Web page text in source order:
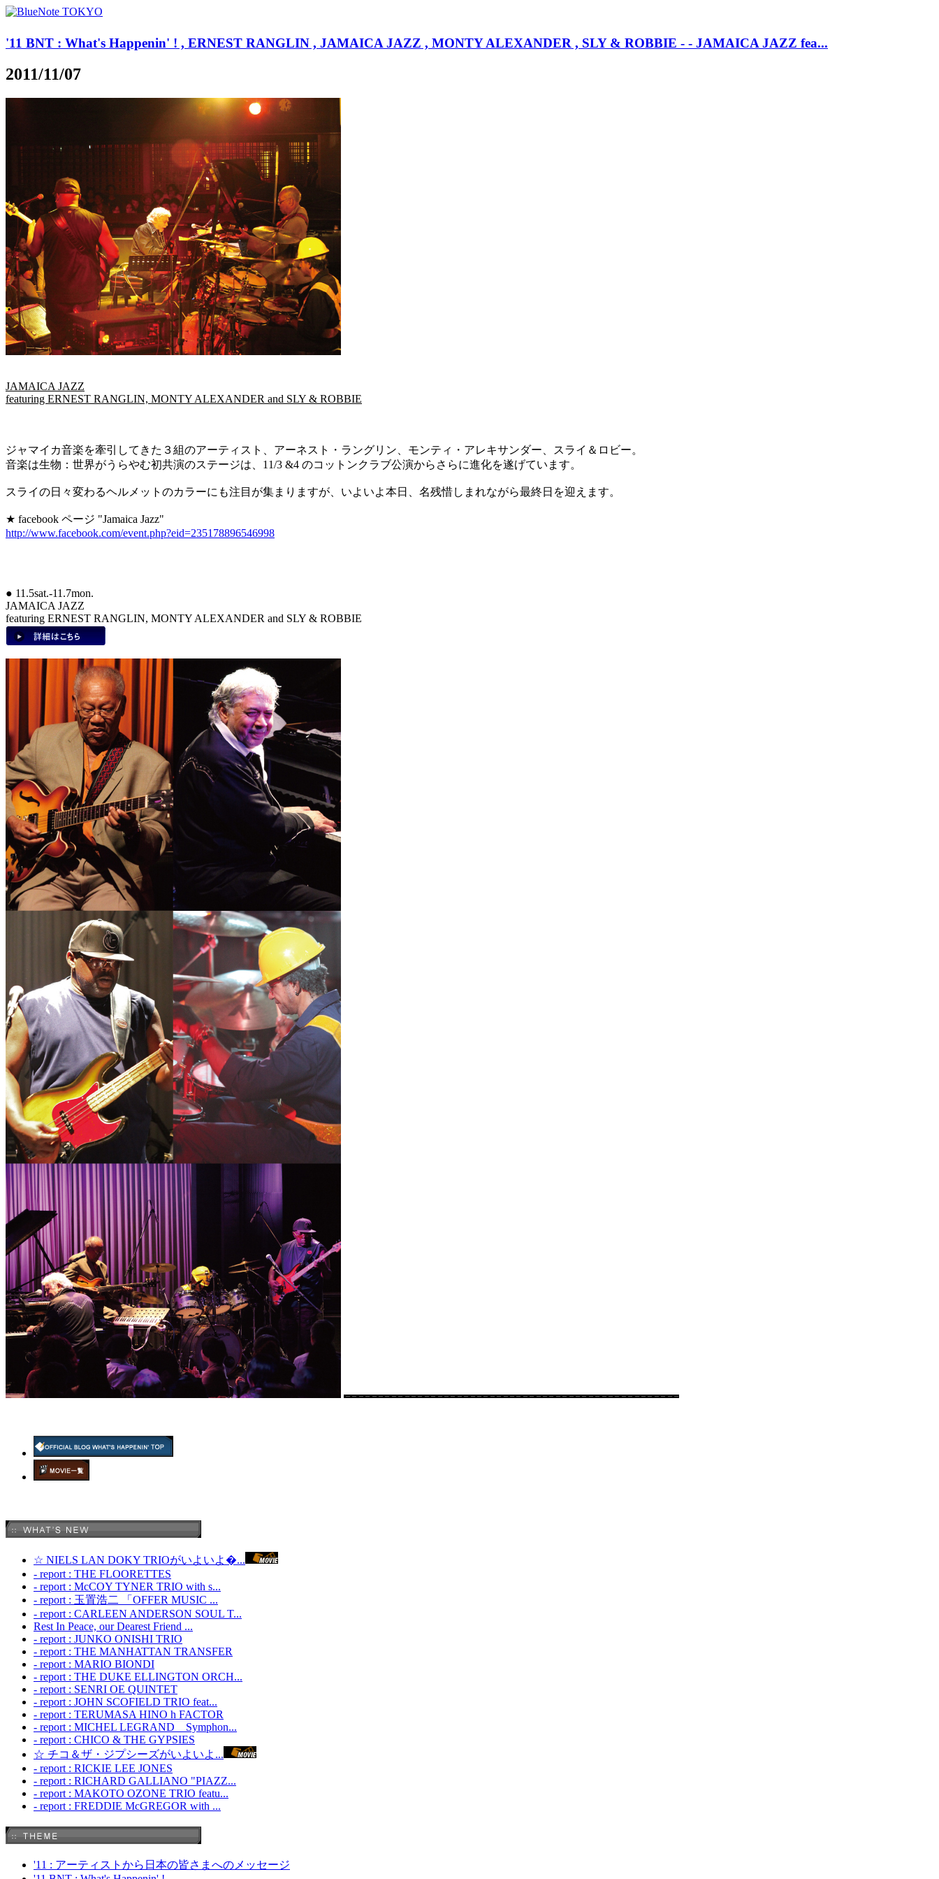
'11 BNT : What's Happenin' ! , ERNEST RANGLIN , JAMAICA JAZZ , MONTY ALEXANDER , SLY & ROBBIE - - JAMAICA JAZZ fea...
2011/11/07
JAMAICA JAZZ
featuring ERNEST RANGLIN, MONTY ALEXANDER and SLY & ROBBIE
ジャマイカ音楽を牽引してきた３組のアーティスト、アーネスト・ラングリン、モンティ・アレキサンダー、スライ＆ロビー。
音楽は生物：世界がうらやむ初共演のステージは、11/3 &4 のコットンクラブ公演からさらに進化を遂げています。
スライの日々変わるヘルメットのカラーにも注目が集まりますが、いよいよ本日、名残惜しまれながら最終日を迎えます。
★ facebook ページ "Jamaica Jazz"
http://www.facebook.com/event.php?eid=235178896546998
● 11.5sat.-11.7mon.
JAMAICA JAZZ
featuring ERNEST RANGLIN, MONTY ALEXANDER and SLY & ROBBIE
☆ NIELS LAN DOKY TRIOがいよいよ�...
- report : THE FLOORETTES
- report : McCOY TYNER TRIO with s...
- report : 玉置浩二 「OFFER MUSIC ...
- report : CARLEEN ANDERSON SOUL T...
Rest In Peace, our Dearest Friend ...
- report : JUNKO ONISHI TRIO
- report : THE MANHATTAN TRANSFER
- report : MARIO BIONDI
- report : THE DUKE ELLINGTON ORCH...
- report : SENRI OE QUINTET
- report : JOHN SCOFIELD TRIO feat...
- report : TERUMASA HINO h FACTOR
- report : MICHEL LEGRAND Symphon...
- report : CHICO & THE GYPSIES
☆ チコ＆ザ・ジプシーズがいよいよ...
- report : RICKIE LEE JONES
- report : RICHARD GALLIANO "PIAZZ...
- report : MAKOTO OZONE TRIO featu...
- report : FREDDIE McGREGOR with ...
'11 : アーティストから日本の皆さまへのメッセージ